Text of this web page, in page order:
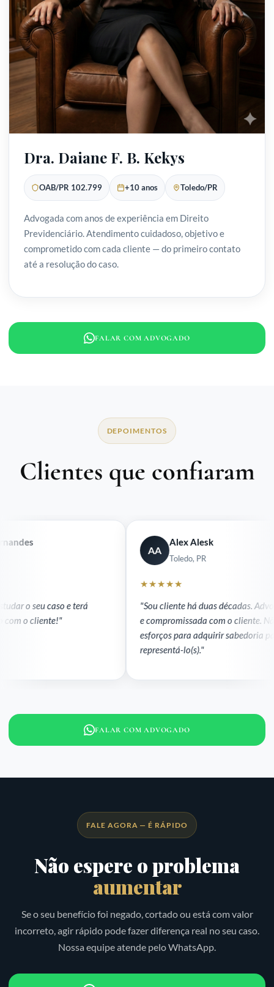
Dra. Daiane F. B. Kekys
OAB/PR 102.799 +10 anos Toledo/PR
Advogada com anos de experiência em Direito
Previdenciário. Atendimento cuidadoso, objetivo e
comprometido com cada cliente — do primeiro contato
até a resolução do caso.
FALAR COM ADVOGADO
DEPOIMENTOS
Clientes que confiaram
seu caso e terá
cliente!"
Alex Alesk
Toledo, PR
★★★★★
"Sou cliente há duas décadas. Advocacia
e compromissada com o cliente. Não
esforços para adquirir sabedoria para
representá-lo(s)."
FALAR COM ADVOGADO
FALE AGORA — É RÁPIDO
Não espere o problema
aumentar
Se o seu benefício foi negado, cortado ou está com valor
incorreto, agir rápido pode fazer diferença real no seu caso.
Nossa equipe atende pelo WhatsApp.